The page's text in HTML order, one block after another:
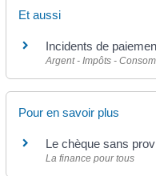
Et aussi
Incidents de
Argent - Impôts -
Pour en savoir plus
Le chèque sans
La finance pour tous